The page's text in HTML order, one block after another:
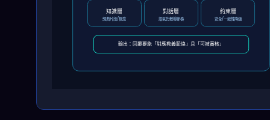
知識層
經典片段/概念
對話層
語氣與教導節奏
約束層
安全/一致性降級
輸出：回覆要能「對應教義脈絡」且「可被審核」